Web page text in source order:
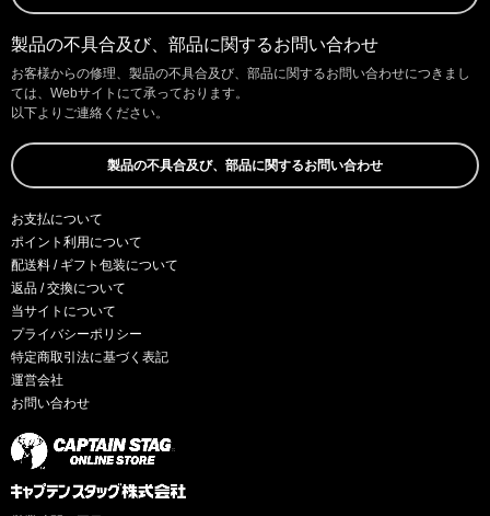
製品の不具合及び、部品に関するお問い合わせ
お客様からの修理、製品の不具合及び、部品に関するお問い合わせにつきまし
ては、Webサイトにて承っております。
以下よりご連絡ください。
製品の不具合及び、部品に関するお問い合わせ
お支払について
ポイント利用について
配送料 / ギフト包装について
返品 / 交換について
当サイトについて
プライバシーポリシー
特定商取引法に基づく表記
運営会社
お問い合わせ